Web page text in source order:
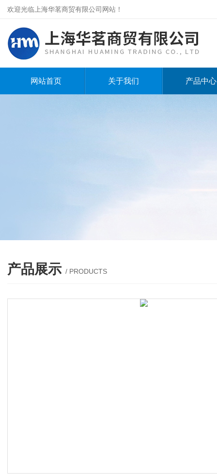
欢迎光临上海华茗商贸有限公司网站！
网站首页 关于我们 产品中心
产品展示 / PRODUCTS